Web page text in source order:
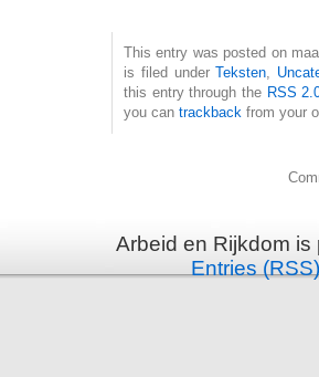
This entry was posted on
is filed underTeksten,
this entry through the RSS
you can trackback from your
Arbeid en Rijkdom
Entries (RSS)